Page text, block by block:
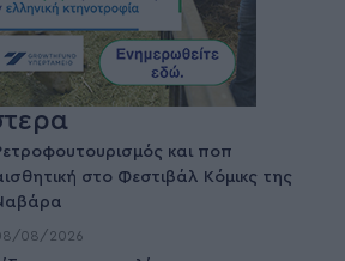
και ποπ
στο Φεστιβάλ Κόμικς της
08/2026